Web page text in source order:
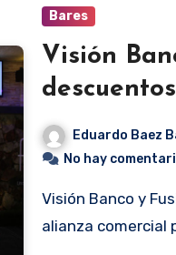
Bares
Visión
descuentos
Eduardo Baez
No hay
Visión Banco y Fusión Restó firmaron recientemente una
alianza comercial